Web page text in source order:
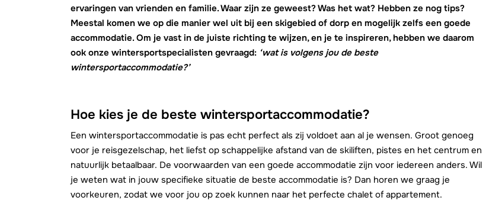
ervaringen van vrienden en familie. Waar zijn ze geweest? Was het wat? Hebben ze nog tips?
Meestal komen we op die manier wel uit bij een skigebied of dorp en mogelijk zelfs een goede
accommodatie. Om je vast in de juiste richting te wijzen, en je te inspireren, hebben we daarom
ook onze wintersportspecialisten gevraagd: ‘wat is volgens jou de beste
wintersportaccommodatie?’
Hoe kies je de beste wintersportaccommodatie?
Een wintersportaccommodatie is pas echt perfect als zij voldoet aan al je wensen. Groot genoeg
voor je reisgezelschap, het liefst op schappelijke afstand van de skiliften, pistes en het centrum en
natuurlijk betaalbaar. De voorwaarden van een goede accommodatie zijn voor iedereen anders. Wil
je weten wat in jouw specifieke situatie de beste accommodatie is? Dan horen we graag je
voorkeuren, zodat we voor jou op zoek kunnen naar het perfecte chalet of appartement.